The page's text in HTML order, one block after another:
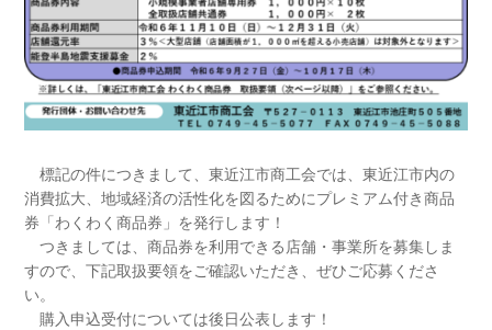
標記の件につきまして、東近江市商工会では、東近江市内の
消費拡大、地域経済の活性化を図るためにプレミアム付き商品
券「わくわく商品券」を発行します！
つきましては、商品券を利用できる店舗・事業所を募集しま
すので、下記取扱要領をご確認いただき、ぜひご応募くださ
い。
購入申込受付については後日公表します！